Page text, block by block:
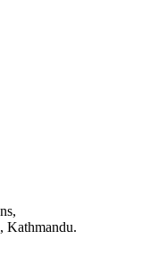
Kathmandu.